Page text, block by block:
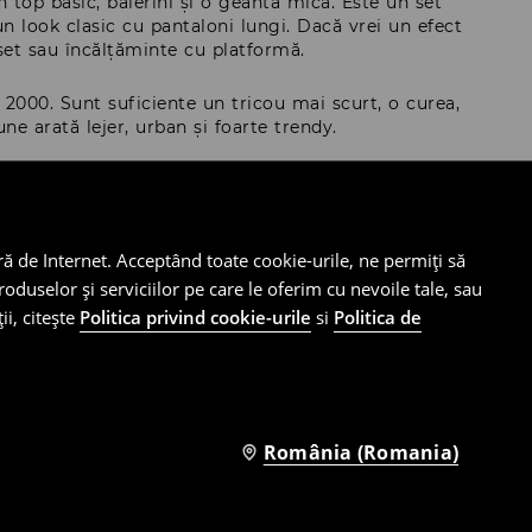
de Internet. Acceptând toate cookie-urile, ne permiți să
și serviciilor pe care le oferim cu nevoile tale, sau
citește Politica privind cookie-urile si Politica de
România (Romania)
look clasic cu pantaloni lungi. Dacă vrei un efect
sau încălțăminte cu platformă.
Sunt suficiente un tricou mai scurt, o curea,
arată lejer, urban și foarte trendy.
versiune a acestui croi. Negrul oferă multe
și piese basic simple. Poți purta un astfel de model
balerini sau sandale cu barete subțiri. Adaugă o